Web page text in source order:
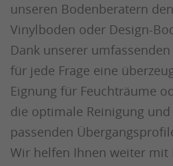
unseren Bodenberatern
Vinylboden oder Design-
Dank unserer
für jede Frage eine
Eignung für Feuchträume
die optimale Reinigung und
passenden
Wir helfen Ihnen weiter mit